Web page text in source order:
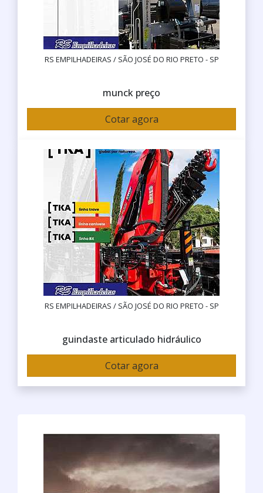
RS EMPILHADEIRAS / SÃO JOSÉ DO RIO PRETO - SP
munck preço
Cotar agora
RS EMPILHADEIRAS / SÃO JOSÉ DO RIO PRETO - SP
guindaste articulado hidráulico
Cotar agora